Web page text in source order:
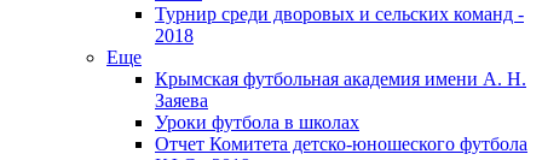
Турнир среди дворовых и сельских команд -
2018
Еще
Крымская футбольная академия имени А. Н.
Заяева
Уроки футбола в школах
Отчет Комитета детско-юношеского футбола